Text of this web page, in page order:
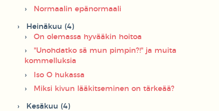
Normaalin epänormaali
Heinäkuu (4)
On olemassa hyvääkin hoitoa
"Unohdatko sä mun pimpin?!" ja muita
kommelluksia
Iso O hukassa
Miksi kivun lääkitseminen on tärkeää?
Kesäkuu (4)